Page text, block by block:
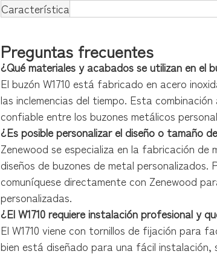
Característica
Preguntas frecuentes
¿Qué materiales y acabados se utilizan en el
El buzón W1710 está fabricado en acero
las inclemencias del tiempo. Esta
confiable entre los buzones metálicos
¿Es posible personalizar el diseño o tamaño
Zenewood se especializa en la fabricación de
diseños de buzones de metal
comuníquese directamente con Zenewood
personalizadas.
¿El W1710 requiere instalación profesional y
El W1710 viene con tornillos de fijación para
bien está diseñado para una fácil instalación,